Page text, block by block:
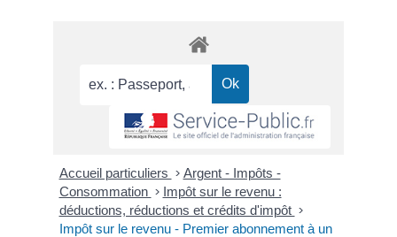
Accueil particuliers > Argent - Impôts -
Consommation > Impôt sur le revenu :
déductions, réductions et crédits d'impôt >
Impôt sur le revenu - Premier abonnement à un